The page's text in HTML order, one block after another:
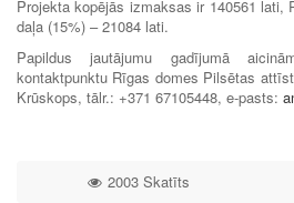
Projekta kopējās izmaksas ir 140561 lati,
daļa (15%) – 21084 lati.
Papildus jautājumu gadījumā
kontaktpunktu Rīgas domes Pilsētas
Krūskops, tālr.: +371 67105448, e-pasts:
2003 Skatīts